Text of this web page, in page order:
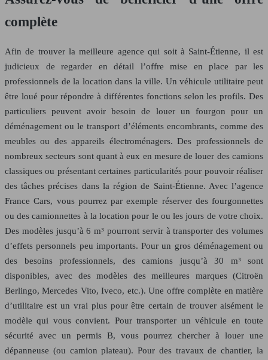
complète
Afin de trouver la meilleure agence qui soit à Saint-Étienne, il est
judicieux de regarder en détail l’offre mise en place par les
professionnels de la location dans la ville. Un véhicule utilitaire peut
être loué pour répondre à différentes fonctions selon les profils. Des
particuliers peuvent avoir besoin de louer un fourgon pour un
déménagement ou le transport d’éléments encombrants, comme des
meubles ou des appareils électroménagers. Des professionnels de
nombreux secteurs sont quant à eux en mesure de louer des camions
classiques ou présentant certaines particularités pour pouvoir réaliser
des tâches précises dans la région de Saint-Étienne. Avec l’agence
France Cars, vous pourrez par exemple réserver des fourgonnettes
ou des camionnettes à la location pour le ou les jours de votre choix.
Des modèles jusqu’à 6 m³ pourront servir à transporter des volumes
d’effets personnels peu importants. Pour un gros déménagement ou
des besoins professionnels, des camions jusqu’à 30 m³ sont
disponibles, avec des modèles des meilleures marques (Citroën
Berlingo, Mercedes Vito, Iveco, etc.). Une offre complète en matière
d’utilitaire est un vrai plus pour être certain de trouver aisément le
modèle qui vous convient. Pour transporter un véhicule en toute
sécurité avec un permis B, vous pourrez chercher à louer une
dépanneuse (ou camion plateau). Pour des travaux de chantier, la